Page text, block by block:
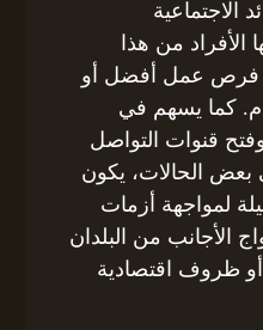
الاجتماعية
الأفراد من هذا
فرص عمل أفضل أو
كما يسهم في
وفتح قنوات التواصل
بعض الحالات، يكون
لمواجهة أزمات
الأجانب من البلدان
ظروف اقتصادية